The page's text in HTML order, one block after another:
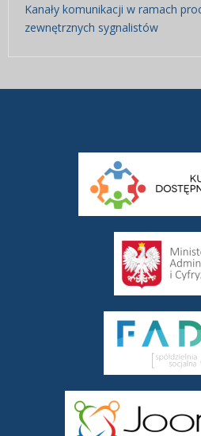
Kanały komunikacji w ramach
zewnętrznych sygnalistów